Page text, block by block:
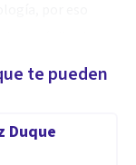
Por otro lado,
videojuegos y
efectos en la
te pueden
Duque